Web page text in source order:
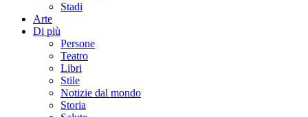
Stadi
Arte
Di più
Persone
Teatro
Libri
Stile
Notizie dal mondo
Storia